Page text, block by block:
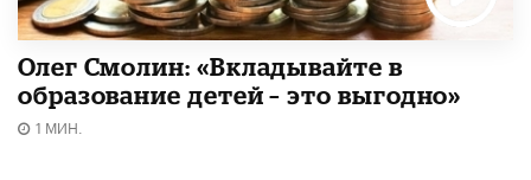
Олег Смолин: «Вкладывайте в
образование детей – это выгодно»
1 МИН.